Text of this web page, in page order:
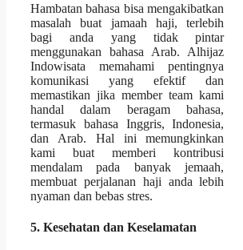
Hambatan bahasa bisa mengakibatkan
masalah buat jamaah haji, terlebih
bagi anda yang tidak pintar
menggunakan bahasa Arab. Alhijaz
Indowisata memahami pentingnya
komunikasi yang efektif dan
memastikan jika member team kami
handal dalam beragam bahasa,
termasuk bahasa Inggris, Indonesia,
dan Arab. Hal ini memungkinkan
kami buat memberi kontribusi
mendalam pada banyak jemaah,
membuat perjalanan haji anda lebih
nyaman dan bebas stres.
5. Kesehatan dan Keselamatan